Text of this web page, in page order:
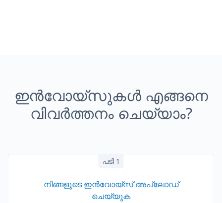
ഇൻവോയ്സുകൾ എങ്ങനെ
വിവർത്തനം ചെയ്യാം?
പടി 1
നിങ്ങളുടെ ഇൻവോയ്സ് അപ്‌ലോഡ്
ചെയ്യുക